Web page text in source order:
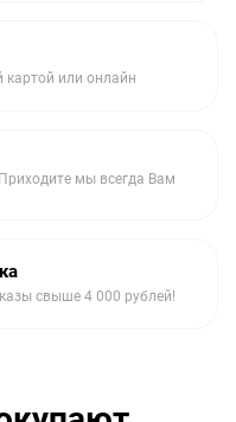
или онлайн
мы всегда Вам
свыше 4 000 рублей!